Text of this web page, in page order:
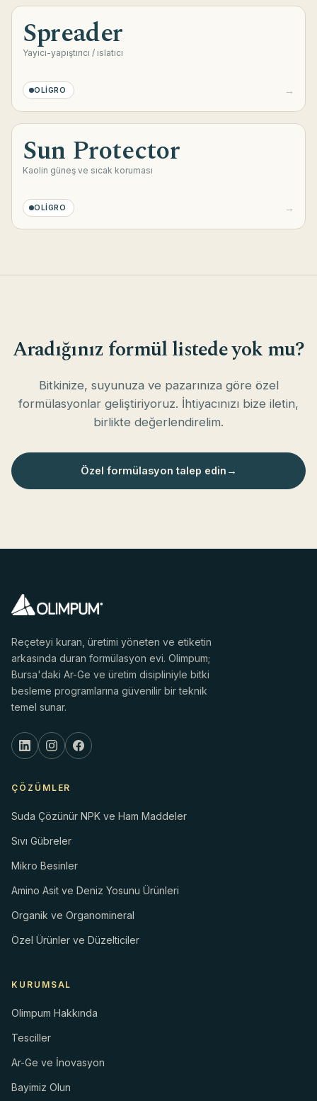
Spreader
Yayıcı-yapıştırıcı / ıslatıcı
OLIGRO →
Sun Protector
Kaolin güneş ve sıcak koruması
OLIGRO →
Aradığınız formül listede yok mu?
Bitkinize, suyunuza ve pazarınıza göre özel
formülasyonlar geliştiriyoruz. İhtiyacınızı bize iletin,
birlikte değerlendirelim.
Özel formülasyon talep edin →
Reçeteyi kuran, üretimi yöneten ve etiketin
arkasında duran formülasyon evi. Olimpum;
Bursa'daki Ar-Ge ve üretim disipliniyle bitki
besleme programlarına güvenilir bir teknik
temel sunar.
ÇÖZÜMLER
Suda Çözünür NPK ve Ham Maddeler
Sıvı Gübreler
Mikro Besinler
Amino Asit ve Deniz Yosunu Ürünleri
Organik ve Organomineral
Özel Ürünler ve Düzelticiler
KURUMSAL
Olimpum Hakkında
Tesciller
Ar-Ge ve İnovasyon
Bayimiz Olun